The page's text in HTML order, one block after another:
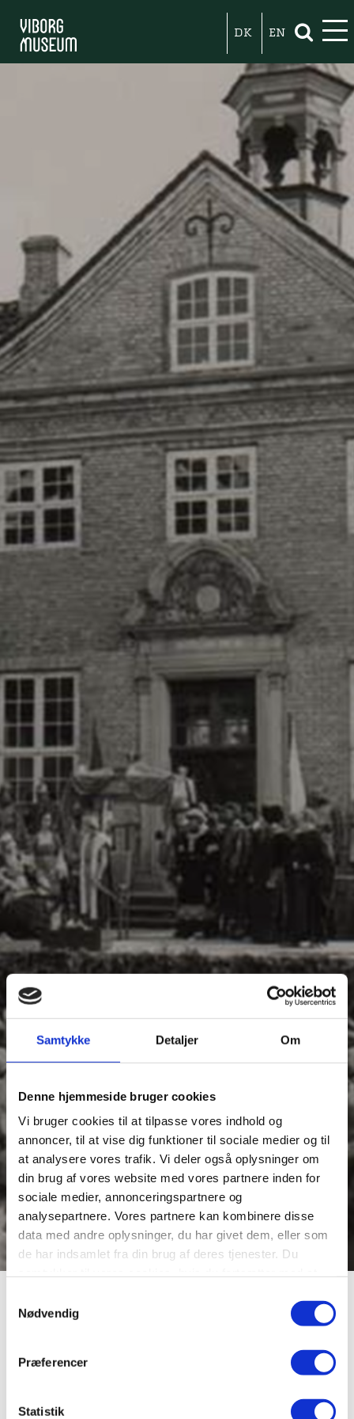
Samtykke Detaljer Om
Denne hjemmeside bruger cookies
Vi bruger cookies til at tilpasse vores indhold og
annoncer, til at vise dig funktioner til sociale medier og til
at analysere vores trafik. Vi deler også oplysninger om
din brug af vores website med vores partnere inden for
sociale medier, annonceringspartnere og
analysepartnere. Vores partnere kan kombinere disse
data med andre oplysninger, du har givet dem, eller som
de har indsamlet fra din brug af deres tjenester. Du
Nødvendig
Præferencer
Statistik
DK EN
Gammeltorv
Domkirkepladsen, er byens ældste torv. Det blev
1200-tallet. Siden har torvet spillet sammen med den
monumentale domkirke på en måde, der ikke kan opleves